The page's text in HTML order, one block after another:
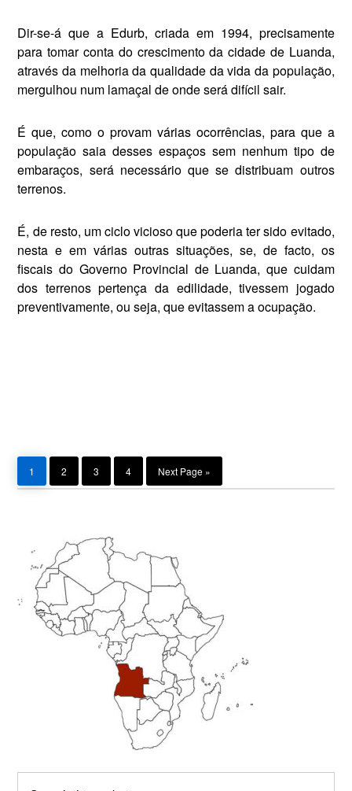
Dir-se-á que a Edurb, criada em 1994, precisamente
para tomar conta do cresci­mento da cidade de Luanda,
através da melhoria da qualidade da vida da popu­lação,
mergulhou num lamaçal de onde será difícil sair.
É que, como o provam várias ocorrên­cias, para que a
população saia desses espaços sem nenhum tipo de
embaraços, será necessário que se distribuam outros
terrenos.
É, de resto, um ciclo vicioso que po­deria ter sido evitado,
nesta e em várias outras situações, se, de facto, os
fiscais do Governo Provincial de Luanda, que cuidam
dos terrenos pertença da edilidade, tivessem jogado
preventivamente, ou seja, que evitassem a ocupação.
1 2 3 4 to
Next Page »
Primary
Sidebar